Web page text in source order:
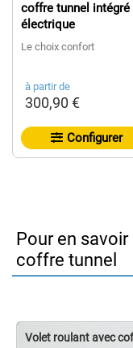
coffre tunnel intégré
électrique
Le choix confort
à partir de
300,90 €
Configurer
Pour en
coffre tunnel
Volet roulant avec